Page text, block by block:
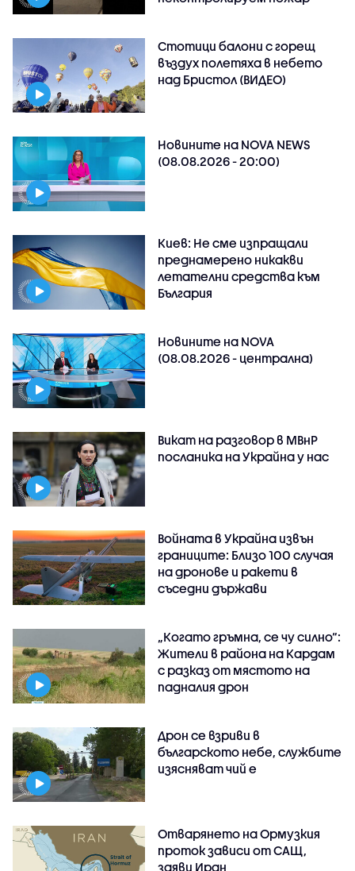
Стотици балони с горещ
въздух полетяха в небето
над Бристол (ВИДЕО)
Новините на NOVA NEWS
(08.08.2026 - 20:00)
Киев: Не сме изпращали
преднамерено никакви
летателни средства към
България
Новините на NOVA
(08.08.2026 - централна)
Викат на разговор в МВнР
посланика на Украйна у нас
Войната в Украйна извън
границите: Близо 100 случая
на дронове и ракети в
съседни държави
„Когато гръмна, се чу силно“:
Жители в района на Кардам
с разказ от мястото на
падналия дрон
Дрон се взриви в
българското небе, службите
изясняват чий е
Отварянето на Ормузкия
проток зависи от САЩ,
заяви Иран